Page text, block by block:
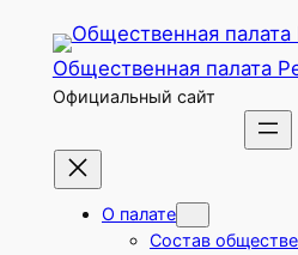
Перейти
содержимому
Общественная палата
Официальный сайт
О палате
Состав